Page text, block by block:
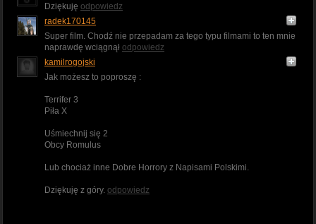
Dziękuję odpowiedz
radek170145
Super film. Chodź nie przepadam za tego typu filmami to ten mnie
naprawdę wciągnął odpowiedz
kamilrogojski
Jak możesz to poproszę :
Terrifer 3
Piła X
Uśmiechnij się 2
Obcy Romulus
Lub chociaż inne Dobre Horrory z Napisami Polskimi.
Dziękuję z góry. odpowiedz